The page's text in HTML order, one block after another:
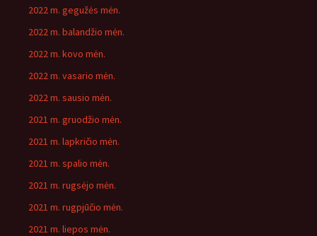
2022 m. gegužės mėn.
2022 m. balandžio mėn.
2022 m. kovo mėn.
2022 m. vasario mėn.
2022 m. sausio mėn.
2021 m. gruodžio mėn.
2021 m. lapkričio mėn.
2021 m. spalio mėn.
2021 m. rugsėjo mėn.
2021 m. rugpjūčio mėn.
2021 m. liepos mėn.